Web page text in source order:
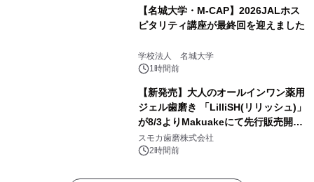
【名城大学・M-CAP】2026JALホス
ピタリティ講座が最終回を迎えました
学校法人 名城大学
1時間前
【新発売】大人のオールインワン薬用
ジェル歯磨き 「LilliSH(リリッシュ)」
が8/3よりMakuakeにて先行販売開
始！
スモカ歯磨株式会社
2時間前